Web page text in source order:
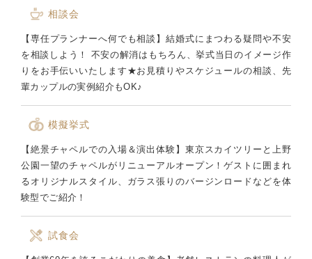
相談会
【専任プランナーへ何でも相談】結婚式にまつわる疑問や不安
を相談しよう！ 不安の解消はもちろん、挙式当日のイメージ作
りをお手伝いいたします★お見積りやスケジュールの相談、先
輩カップルの実例紹介もOK♪
模擬挙式
【絶景チャペルでの入場＆演出体験】東京スカイツリーと上野
公園一望のチャペルがリニューアルオープン！ゲストに囲まれ
るオリジナルスタイル、ガラス張りのバージンロードなどを体
験型でご紹介！
試食会